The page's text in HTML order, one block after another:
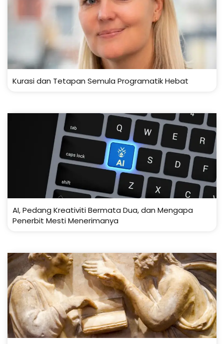
Kurasi dan Tetapan Semula Programatik Hebat
AI, Pedang Kreativiti Bermata Dua, dan Mengapa
Penerbit Mesti Menerimanya